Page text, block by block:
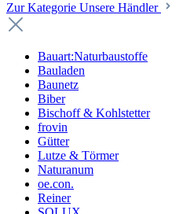
Zur Kategorie Unsere Händler
Bauart:Naturbaustoffe
Bauladen
Baunetz
Biber
Bischoff & Kohlstetter
frovin
Gütter
Lutze & Törmer
Naturanum
oe.con.
Reiner